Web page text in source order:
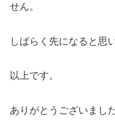
せん。
しばらく先になると思
以上です。
ありがとうございました